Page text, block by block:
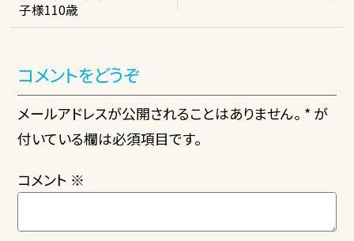
子様110歳
コメントをどうぞ
メールアドレスが公開されることはありません。 * が
付いている欄は必須項目です。
コメント ※